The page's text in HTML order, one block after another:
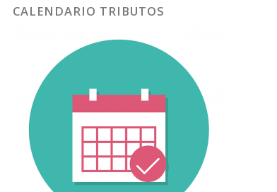
CALENDARIO TRIBUTOS